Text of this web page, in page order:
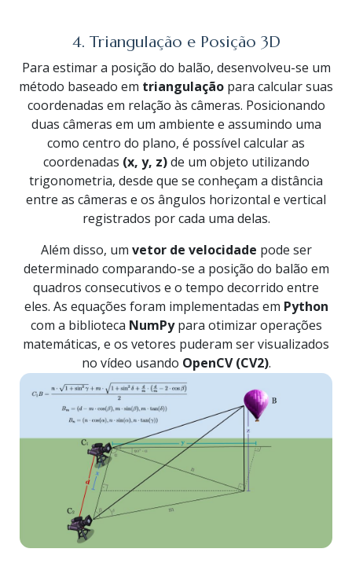
4. Triangulação e Posição 3D
Para estimar a posição do balão, desenvolveu-se um
método baseado em triangulação para calcular suas
coordenadas em relação às câmeras. Posicionando
duas câmeras em um ambiente e assumindo uma
como centro do plano, é possível calcular as
coordenadas (x, y, z)de um objeto utilizando
trigonometria, desde que se conheçam a distância
entre as câmeras e os ângulos horizontal e vertical
registrados por cada uma delas.
Além disso, um vetor de velocidade pode ser
determinado comparando-se a posição do balão em
quadros consecutivos e o tempo decorrido entre
eles. As equações foram implementadas em Python
com a biblioteca NumPypara otimizar operações
matemáticas, e os vetores puderam ser visualizados
no vídeo usando OpenCV (CV2).